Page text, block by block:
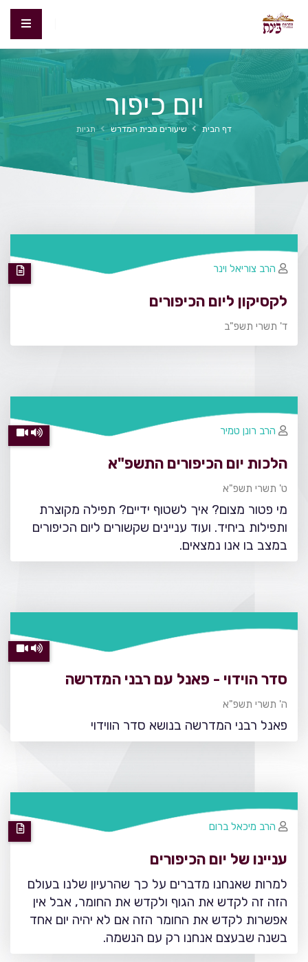
יום כיפור
דף הבית שיעורים מבית המדרש תגיות
לקסיקון ליום הכיפורים
ד' תשרי תשפ"ב
הרב צוריאל וינר
הלכות יום הכיפורים התשפ"א
ט' תשרי תשפ"א
מי פטור מצום? איך לשטוף ידיים? תפילה מקוצרת
ותפילות ביחיד. ועוד עניינים שקשורים ליום הכיפורים
במצב בו אנו נמצאים.
הרב רונן טמיר
סדר הוידוי - פאנל עם רבני המדרשה
ה' תשרי תשפ"א
פאנל רבני המדרשה בנושא סדר הווידוי
עניינו של יום הכיפורים
למרות שאנחנו מדברים על כך שהרעיון שלנו בעולם
הזה זה לקדש את הגוף ולקדש את החומר, אבל אין
אפשרות לקדש את החומר הזה אם לא יהיה יום אחד
בשנה שבעצם אנחנו רק עם הנשמה.
הרב מיכאל ברום